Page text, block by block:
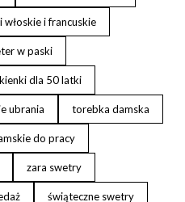
włoskie i francuskie
w paski
dla 50 latki
ubrania torebka damska
do pracy
zara swetry
świąteczne swetry